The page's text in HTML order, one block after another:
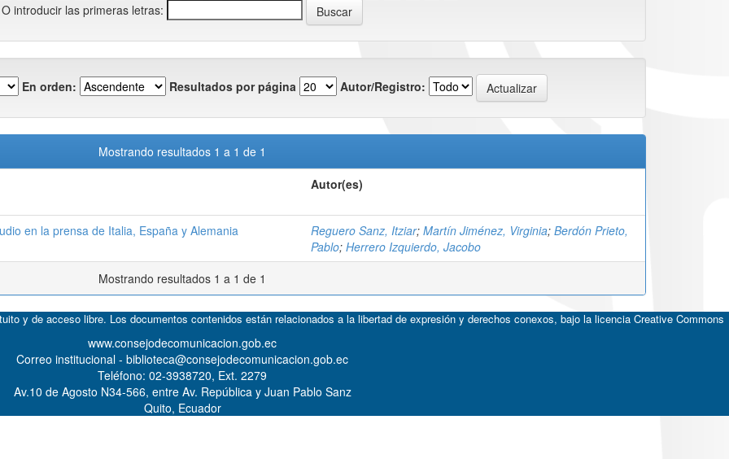
O introducir las primeras letras:
En orden: Resultados por página Autor/Registro:
Mostrando resultados 1 a 1 de 1
Autor(es)
en la prensa de Italia, España y Alemania Reguero Sanz, Itziar; Martín Jiménez, Virginia; Berdón Prieto,
Pablo; Herrero Izquierdo, Jacobo
Mostrando resultados 1 a 1 de 1
y de acceso libre. Los documentos contenidos están relacionados a la libertad de expresión y derechos conexos, bajo la licencia Creative Commons
www.consejodecomunicacion.gob.ec
Correo institucional - biblioteca@consejodecomunicacion.gob.ec
Teléfono: 02-3938720, Ext. 2279
Av.10 de Agosto N34-566, entre Av. República y Juan Pablo Sanz
Quito, Ecuador